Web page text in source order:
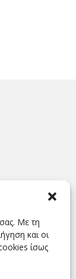
Με τη
και οι
ίσως
&